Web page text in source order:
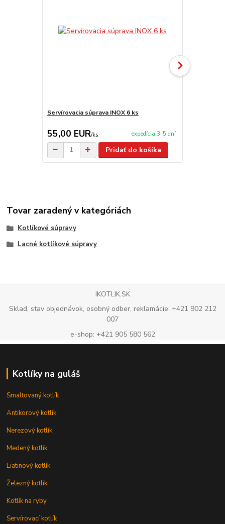
Servírovacia súprava INOX 6 ks
55,00 EUR/ks expedícia 3-5 dní
Pridať do košíka
Tovar zaradený v kategóriách
Kotlíkové súpravy
Lacné kotlíkové súpravy
IKOTLIK.SK
Sklad, stav objednávok, osobný odber, reklamácie: +421 902 212
007
e-shop: +421 905 580 562
Kotlíky na guláš
Smaltovaný kotlík
Antikorový kotlík
Nerezový kotlík
Medený kotlík
Liatinový kotlík
Železný kotlík
Kotlík na ryby
Servírovací kotlík